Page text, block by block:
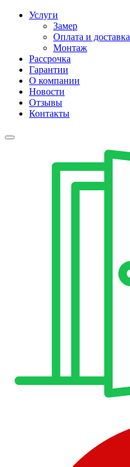
Услуги
Замер
Оплата и доставка
Монтаж
Рассрочка
Гарантии
О компании
Новости
Отзывы
Контакты